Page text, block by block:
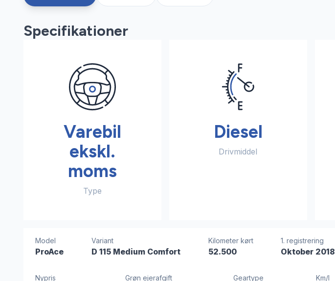
Specifikationer
Varebil
ekskl.
moms
Type
Diesel
Drivmiddel
Model
ProAce
Variant
D 115 Medium Comfort
Kilometer kørt
52.500
1. registrering
Oktober 2018
Nypris Grøn ejerafgift Geartype Km/l